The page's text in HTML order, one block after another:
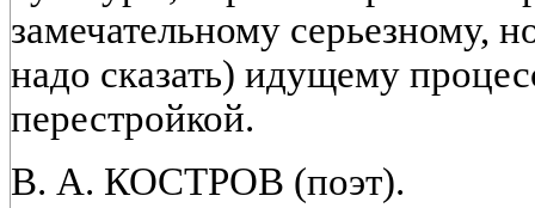
замечательному серьезному,
надо сказать) идущему
перестройкой.
В. А. КОСТРОВ (поэт).